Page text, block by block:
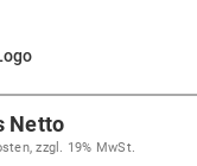
Netto
zzgl. 19% MwSt.